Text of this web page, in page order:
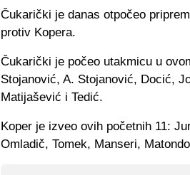
Čukarički je danas otpočeo
protiv Kopera.
Čukarički je počeo utakmicu u
Stojanović, A. Stojanović, Docić,
Matijašević i Tedić.
Koper je izveo ovih početnih 11:
Omladič, Tomek, Manseri,